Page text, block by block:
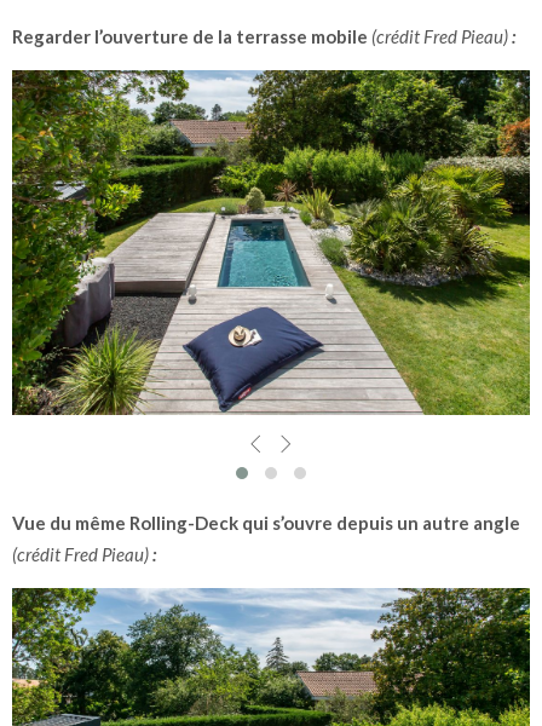
Regarder l’ouverture de la terrasse mobile (crédit Fred Pieau) :
Vue du même Rolling-Deck qui s’ouvre depuis un autre angle
(crédit Fred Pieau):